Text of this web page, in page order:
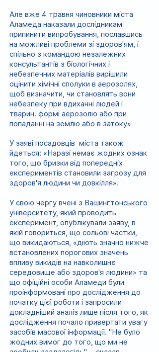
Але вже 4 травня чиновники міста
Аламеда наказали дослідникам
припинити випробування, пославшись
на можливі проблеми зі здоров'ям, і
спільно з командою незалежних
консультантів з біологічних і
небезпечних матеріалів вирішили
оцінити хімічні сполуки в аерозолях,
щоб визначити, чи становлять вони
небезпеку при вдиханні людей і
тварин. формі аерозолю або при
попаданні на землю або в затоку»
У заяві посадовців міста також
йдеться: «Наразі немає жодних ознак
того, що бризки від попередніх
експериментів становили загрозу для
здоров'я людини чи довкілля».
У свою чергу вчені з Вашингтонського
університету, який проводить
експеримент, опублікували заяву, в
якій говориться, що сольові частки,
що викидаються, «діють значно нижче
встановлених порогових значень
впливу викидів на навколишнє
середовище або здоров'я людини» та
що офіційні особи Аламеди були
проінформовані про дослідження до
початку цієї роботи і запросили
докладніший аналіз лише після того, як
дослідження почало привертати увагу
засобів масової інформації. "Не було
жодних вимог до того, що ми не